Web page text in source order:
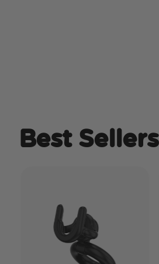
Best Sellers